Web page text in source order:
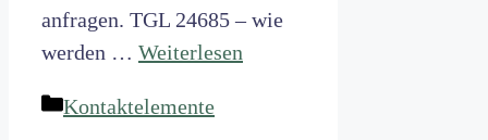
anfragen. TGL 24685 – wie
werden … Weiterlesen
Kategorien
Kontaktelemente